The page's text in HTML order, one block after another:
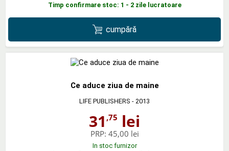
Timp confirmare stoc: 1 - 2 zile lucratoare
cumpără
Ce aduce ziua de maine
LIFE PUBLISHERS - 2013
31 ,75 lei
PRP: 45,00 lei
In stoc furnizor